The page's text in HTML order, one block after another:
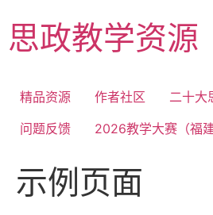
content
思政教学资源
精品资源 作者社区 二十大
问题反馈
2026教学大赛（福
示例页面